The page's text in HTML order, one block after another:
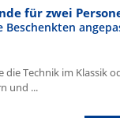
für zwei
die Technik im Klassik
und ...